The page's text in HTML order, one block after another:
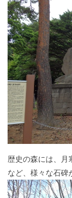
歴史の森には、月
など、様々な石碑